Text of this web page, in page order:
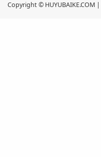
Copyright © HUYUBAIKE.COM |